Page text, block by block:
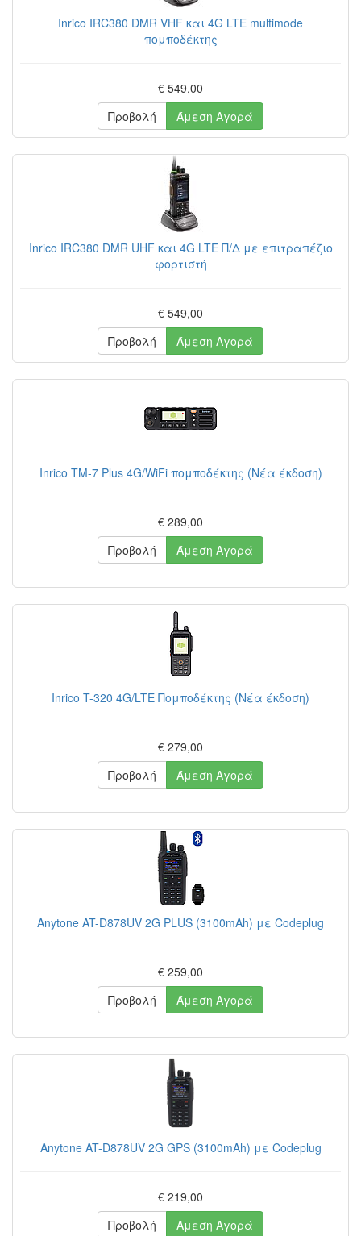
Inrico IRC380 DMR VHF και 4G LTE multimode
πομποδέκτης
€ 549,00
Προβολή
Άμεση Αγορά
Inrico IRC380 DMR UHF και 4G LTE Π/Δ με επιτραπέζιο
φορτιστή
€ 549,00
Προβολή
Άμεση Αγορά
Inrico TM-7 Plus 4G/WiFi πομποδέκτης (Νέα έκδοση)
€ 289,00
Προβολή
Άμεση Αγορά
Inrico T-320 4G/LTE Πομποδέκτης (Νέα έκδοση)
€ 279,00
Προβολή
Άμεση Αγορά
Anytone AT-D878UV 2G PLUS (3100mAh) με Codeplug
€ 259,00
Προβολή
Άμεση Αγορά
Anytone AT-D878UV 2G GPS (3100mAh) με Codeplug
€ 219,00
Προβολή
Άμεση Αγορά